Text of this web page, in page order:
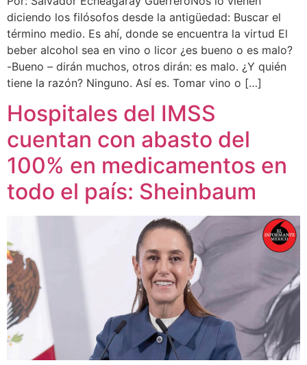
diciendo los filósofos desde la antigüedad: Buscar el
término medio. Es ahí, donde se encuentra la virtud El
beber alcohol sea en vino o licor ¿es bueno o es malo?
-Bueno – dirán muchos, otros dirán: es malo. ¿Y quién
tiene la razón? Ninguno. Así es. Tomar vino o […]
Hospitales del IMSS
cuentan con abasto del
100% en medicamentos en
todo el país: Sheinbaum